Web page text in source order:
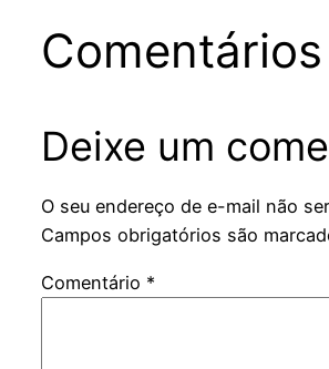
Comentários
Deixe um
O seu endereço de e-mail não
Campos obrigatórios são
Comentário *